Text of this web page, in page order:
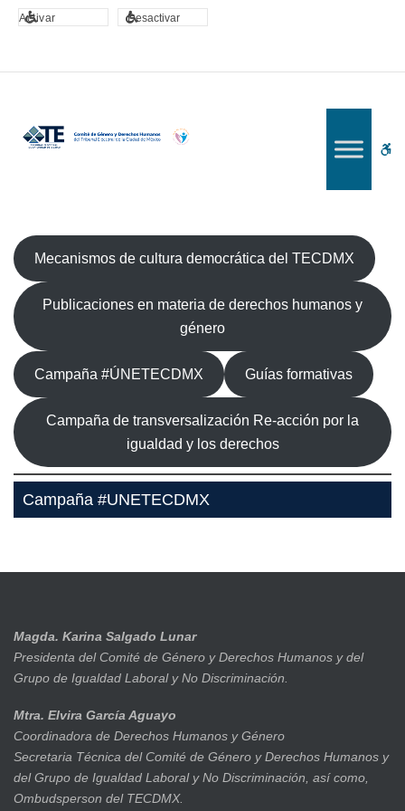
CGDH
Activar Desactivar
Mecanismos de cultura democrática del TECDMX
Publicaciones en materia de derechos humanos y
género
Campaña #ÚNETECDMX Guías formativas
Campaña de transversalización Re-acción por la
igualdad y los derechos
Campaña #UNETECDMX
Magda. Karina Salgado Lunar
Presidenta del Comité de Género y Derechos Humanos y del
Grupo de Igualdad Laboral y No Discriminación.
Mtra. Elvira García Aguayo
Coordinadora de Derechos Humanos y Género
Secretaria Técnica del Comité de Género y Derechos Humanos y
del Grupo de Igualdad Laboral y No Discriminación, así como,
Ombudsperson del TECDMX.